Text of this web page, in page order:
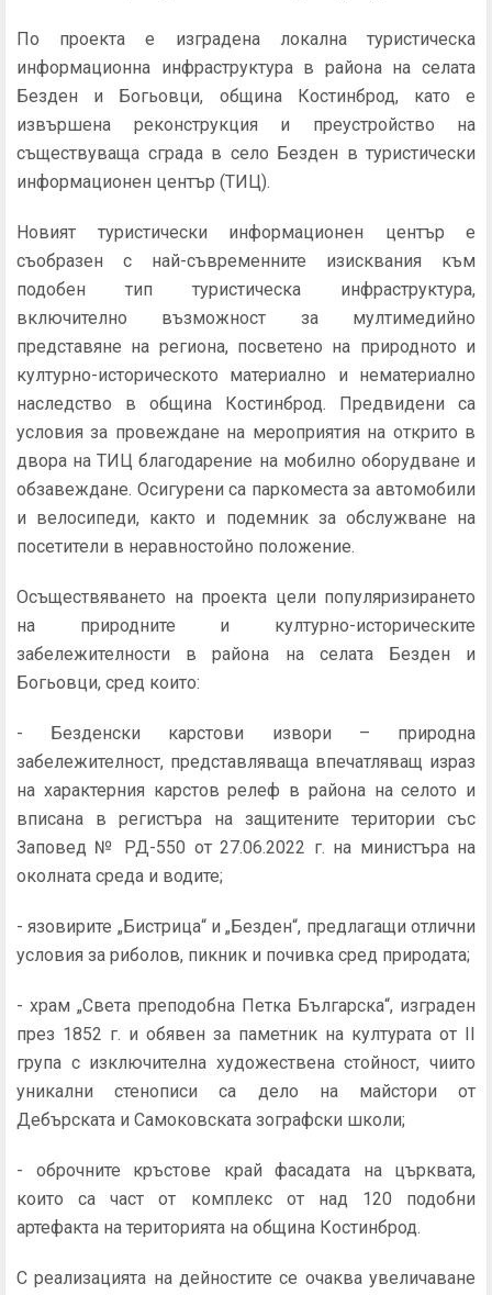
По проекта е изградена локална туристическа
информационна инфраструктура в района на селата
Безден и Богьовци, община Костинброд, като е
извършена реконструкция и преустройство на
съществуваща сграда в село Безден в туристически
информационен център (ТИЦ).
Новият туристически информационен център е
съобразен с най-съвременните изисквания към
подобен тип туристическа инфраструктура,
включително възможност за мултимедийно
представяне на региона, посветено на природното и
културно-историческото материално и нематериално
наследство в община Костинброд. Предвидени са
условия за провеждане на мероприятия на открито в
двора на ТИЦ благодарение на мобилно оборудване и
обзавеждане. Осигурени са паркоместа за автомобили
и велосипеди, както и подемник за обслужване на
посетители в неравностойно положение.
Осъществяването на проекта цели популяризирането
на природните и културно-историческите
забележителности в района на селата Безден и
Богьовци, сред които:
- Безденски карстови извори – природна
забележителност, представляваща впечатляващ израз
на характерния карстов релеф в района на селото и
вписана в регистъра на защитените територии със
Заповед № РД-550 от 27.06.2022 г. на министъра на
околната среда и водите;
- язовирите „Бистрица“ и „Безден“, предлагащи отлични
условия за риболов, пикник и почивка сред природата;
- храм „Света преподобна Петка Българска“, изграден
през 1852 г. и обявен за паметник на културата от II
група с изключителна художествена стойност, чиито
уникални стенописи са дело на майстори от
Дебърската и Самоковската зографски школи;
- оброчните кръстове край фасадата на църквата,
които са част от комплекс от над 120 подобни
артефакта на територията на община Костинброд.
С реализацията на дейностите се очаква увеличаване